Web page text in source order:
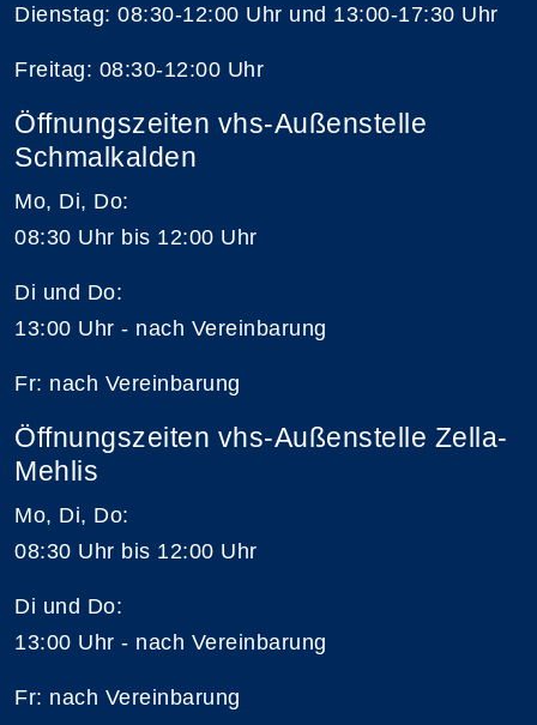
Dienstag: 08:30-12:00 Uhr und 13:00-17:30 Uhr
Freitag: 08:30-12:00 Uhr
Öffnungszeiten vhs-Außenstelle
Schmalkalden
Mo, Di, Do:
08:30 Uhr bis 12:00 Uhr
Di und Do:
13:00 Uhr - nach Vereinbarung
Fr: nach Vereinbarung
Öffnungszeiten vhs-Außenstelle Zella-
Mehlis
Mo, Di, Do:
08:30 Uhr bis 12:00 Uhr
Di und Do:
13:00 Uhr - nach Vereinbarung
Fr: nach Vereinbarung